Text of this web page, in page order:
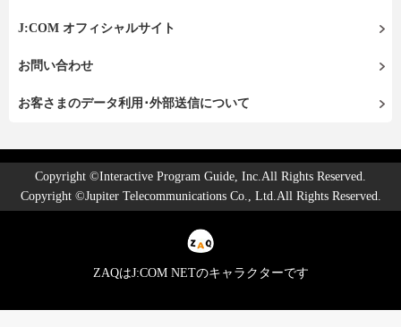
J:COM オフィシャルサイト
お問い合わせ
お客さまのデータ利用･外部送信について
Copyright ©Interactive Program Guide, Inc.All Rights Reserved.
Copyright ©Jupiter Telecommunications Co., Ltd.All Rights Reserved.
ZAQはJ:COM NETのキャラクターです